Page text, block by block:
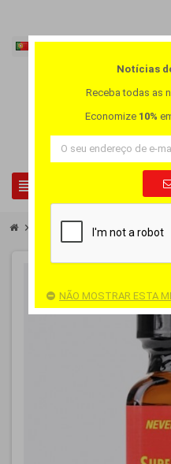
view_headline
chevron_right Poppers Grandechevron_right Poppers
Notícias
Receba todas as
Economize 10%
NÃO MOSTRAR ESTA